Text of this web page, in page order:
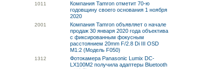
1011
Компания Tamron отметит 70-ю
годовщину своего основания 1 ноября
2020
2001
Компания Tamron объявляет о начале
продаж 30 января 2020 года объектива
с фиксированным фокусным
расстоянием 20mm F/2.8 Di III OSD
M1:2 (Модель F050)
1312
Фотокамера Panasonic Lumix DC-
LX100M2 получила адаптеры Bluetooth